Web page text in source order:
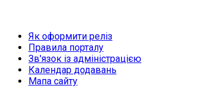
Як оформити реліз
Правила порталу
Зв'язок із адміністрацією
Календар додавань
Мапа сайту